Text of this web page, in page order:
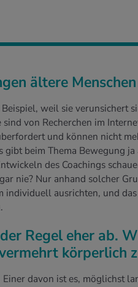
ältere Menschen
Beispiel, weil sie verunsichert
sind von Recherchen im
und können nicht
beim Thema Bewegung ja
des Coachings
nie? Nur anhand solcher
ausrichten, und
Regel eher ab.
körperlich
davon ist es, möglichst